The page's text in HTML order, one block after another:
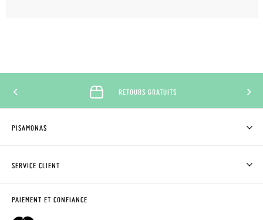
RETOURS GRATUITS
PISAMONAS
CLUB PISAMONAS
BLOG & NEWS
SERVICE CLIENT
DEMANDER RETOUR
CONTACT
PAIEMENT ET CONFIANCE